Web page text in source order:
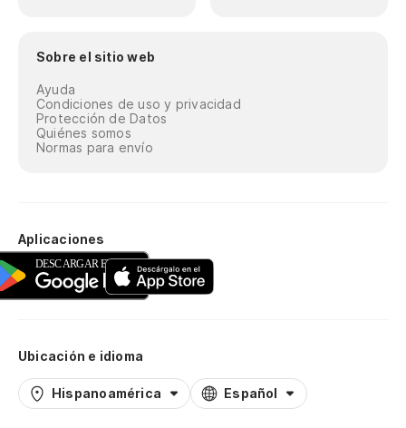
Sobre el sitio web
Ayuda
Condiciones de uso y privacidad
Protección de Datos
Quiénes somos
Normas para envío
Aplicaciones
Ubicación e idioma
Hispanoamérica Español